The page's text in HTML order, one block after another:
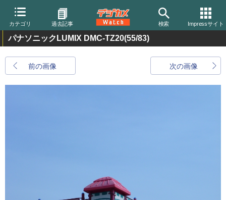
カテゴリ 過去記事 検索 Impressサイト
パナソニックLUMIX DMC-TZ20(55/83)
前の画像 次の画像